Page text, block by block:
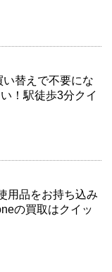
い替えで不要にな
！駅徒歩3分クイ
用品をお持ち込み
の買取はクイッ